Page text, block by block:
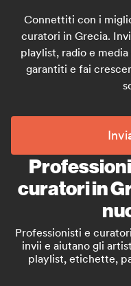
Connettiti con i
curatori in Grecia.
playlist, radio e
garantiti e fai
curatori in
Professionisti e
invii e aiutano gli
playlist, etichette,